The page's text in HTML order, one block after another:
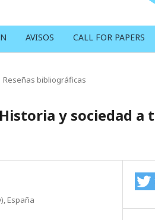
AVISOS CALL FOR PAPERS
Reseñas bibliográficas
y sociedad a
España